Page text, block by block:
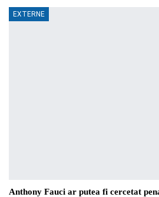
EXTERNE
Anthony Fauci ar putea fi cercetat